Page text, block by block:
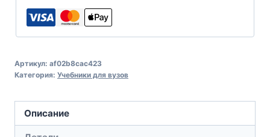
Артикул: af02b8cac423
Категория: Учебники для вузов
Описание